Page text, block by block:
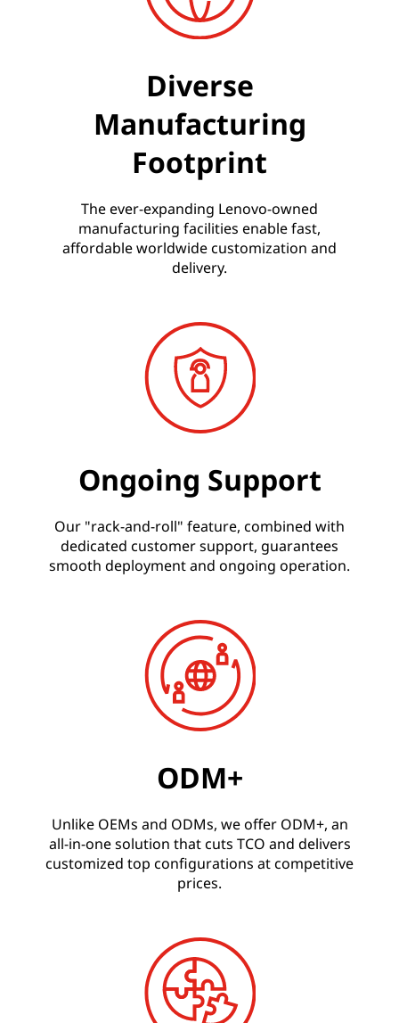
Diverse
Manufacturing
Footprint
The ever-expanding Lenovo-owned
manufacturing facilities enable fast,
affordable worldwide customization and
delivery.
Ongoing Support
Our "rack-and-roll" feature, combined with
dedicated customer support, guarantees
smooth deployment and ongoing operation.
ODM+
Unlike OEMs and ODMs, we offer ODM+, an
all-in-one solution that cuts TCO and delivers
customized top configurations at competitive
prices.